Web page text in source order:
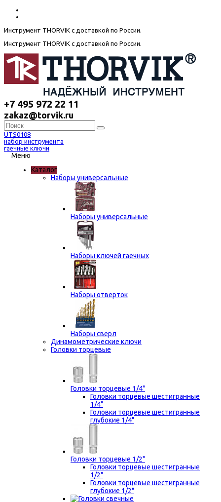
Инструмент THORVIK с доставкой по России.
Инструмент THORVIK с доставкой по России.
+7 495 972 22 11
zakaz@torvik.ru
UTS0108
набор инструмента
гаечные ключи
Меню
Каталог
Наборы универсальные
Наборы универсальные
Наборы ключей гаечных
Наборы отверток
Наборы сверл
Динамометрические ключи
Головки торцевые
Головки торцевые 1/4"
Головки торцевые шестигранные
1/4"
Головки торцевые шестигранные
глубокие 1/4"
Головки торцевые 1/2"
Головки торцевые шестигранные
1/2"
Головки торцевые шестигранные
глубокие 1/2"